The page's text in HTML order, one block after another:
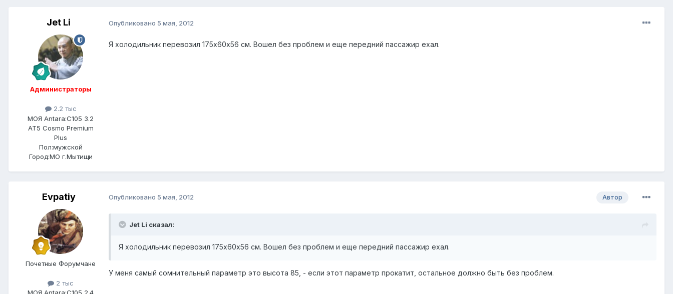
Jet Li
Администраторы
2.2 тыс
МОЯ Antara:C105 3.2
AT5 Cosmo Premium
Plus
Пол:мужской
Город:МО г.Мытищи
Опубликовано 5 мая, 2012
Я холодильник перевозил 175х60х56 см. Вошел без проблем и еще передний пассажир ехал.
Evpatiy
Почетные Форумчане
2 тыс
МОЯ Antara:C105 2.4
Автор
Опубликовано 5 мая, 2012
Jet Li сказал:
Я холодильник перевозил 175х60х56 см. Вошел без проблем и еще передний пассажир ехал.
У меня самый сомнительный параметр это высота 85, - если этот параметр прокатит, остальное должно быть без проблем.